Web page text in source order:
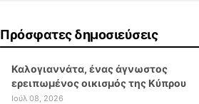
Πρόσφατες δημοσιεύσεις
Καλογιαννάτα, ένας άγνωστος
ερειπωμένος οικισμός της Κύπρου
Ιούλ 08, 2026